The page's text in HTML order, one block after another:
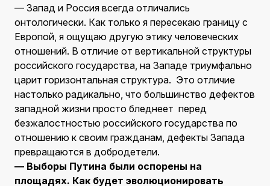
— Запад и Россия всегда отличались
онтологически. Как только я пересекаю границу с
Европой, я ощущаю другую этику человеческих
отношений. В отличие от вертикальной структуры
российского государства, на Западе триумфально
царит горизонтальная структура. Это отличие
настолько радикально, что большинство дефектов
западной жизни просто бледнеет перед
безжалостностью российского государства по
отношению к своим гражданам, дефекты Запада
превращаются в добродетели.
— Выборы Путина были оспорены на
площадях. Как будет эволюционировать